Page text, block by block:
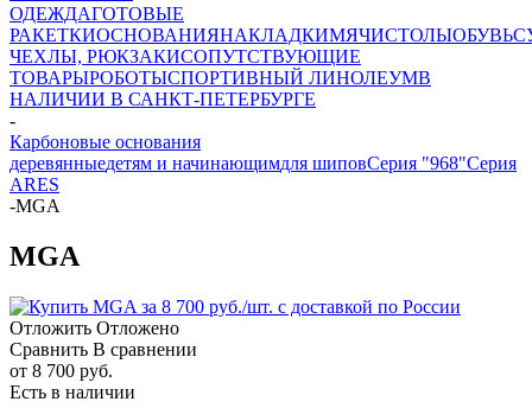
ОДЕЖДАГОТОВЫЕ
РАКЕТКИОСНОВАНИЯНАКЛАДКИМЯЧИСТОЛЫОБУВЬ
ЧЕХЛЫ, РЮКЗАКИСОПУТСТВУЮЩИЕ
ТОВАРЫРОБОТЫСПОРТИВНЫЙ ЛИНОЛЕУМВ
НАЛИЧИИ В САНКТ-ПЕТЕРБУРГЕ
-
Карбоновые основания
деревянныедетям и начинающимдля шиповСерия "968"Серия
ARES
-MGA
MGA
Отложить Отложено
Сравнить В сравнении
от 8 700 руб.
Есть в наличии